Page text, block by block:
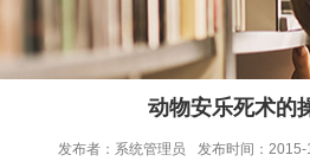
动物安乐死术的
发布者：系统管理员 发布时间：